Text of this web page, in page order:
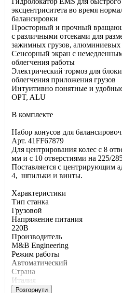
эксцентриситета во время
балансировки
Просторный и прочный
с различными отсеками для
зажимных грузов, алюминиевых
Сенсорный экран с
облегчения работы
Электрический тормоз для
облегчения приложения грузов
Интуитивно понятные и
OPT, ALU
В комплекте
Набор конусов для
Арт. 41FF67879
Для центрирования колес с 8
мм и с 10 отверстиями на 225/
Поставляется с центрирующим
4, шпильки и винты.
Характеристики
Тип станка
Грузовой
Напряжение питания
220В
Производитель
M&B Engineering
Режим работы
Автоматический
Страна
Италия
Розгорнути